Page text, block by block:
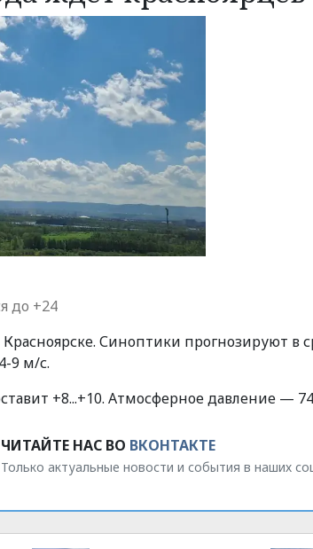
до +24
Синоптики прогнозируют в
9 м/с.
+8...+10. Атмосферное давление —
ЧИТАЙТЕ НАС ВО ВКОНТАКТЕ
Только актуальные новости и события в наших